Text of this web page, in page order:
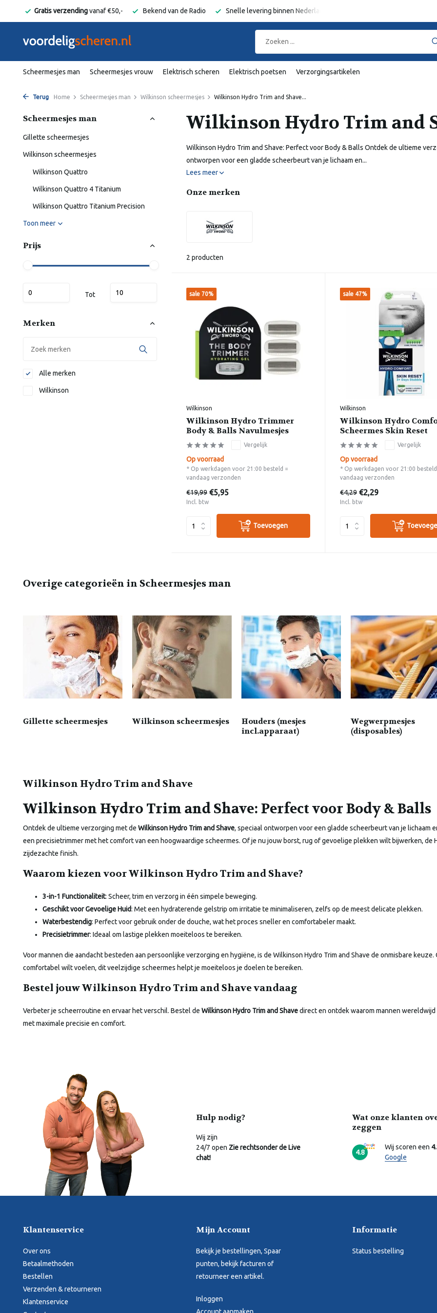
Gratis verzendingvanaf €50,- Bekend van de Radio Snelle levering binnen Nederland en België
Scheermesjes man Scheermesjes vrouw Elektrisch scheren Elektrisch poetsen Verzorgingsartikelen
Terug Home Scheermesjes man Wilkinson scheermesjes Wilkinson Hydro Trim and Shave...
Scheermesjes man
Gillette scheermesjes
Wilkinson scheermesjes
Wilkinson Quattro
Wilkinson Quattro 4 Titanium
Wilkinson Quattro Titanium Precision
Toon meer
Prijs
Tot
Merken
Alle merken
Wilkinson
Wilkinson Hydro Trim and
Wilkinson Hydro Trim and Shave: Perfect voor Body & Balls Ontdek de ultieme
ontworpen voor een gladde scheerbeurt van je lichaam en...
Lees meer
Onze merken
2 producten
sale 70%
Wilkinson
Wilkinson Hydro Trimmer
Body & Balls Navulmesjes
Vergelijk
Op voorraad
* Op werkdagen voor 21:00 besteld =
vandaag verzonden
€19,99 €5,95
Incl. btw
Toevoegen
sale 47%
Wilkinson
Wilkinson Hydro
Scheermes Skin Reset
Vergelijk
Op voorraad
* Op werkdagen voor 21:00
vandaag verzonden
€4,29 €2,29
Incl. btw
Overige categorieën in Scheermesjes man
Gillette scheermesjes Wilkinson scheermesjes
Houders (mesjes
incl.apparaat)
Wegwerpmesjes
(disposables)
Wilkinson Hydro Trim and Shave
Wilkinson Hydro Trim and Shave: Perfect voor Body & Balls
Ontdek de ultieme verzorging met de Wilkinson Hydro Trim and Shave, speciaal ontworpen voor een gladde scheerbeurt van je
een precisietrimmer met het comfort van een hoogwaardige scheermes. Of je nu jouw borst, rug of gevoelige plekken wilt bijwerken, de
zijdezachte finish.
Waarom kiezen voor Wilkinson Hydro Trim and Shave?
3-in-1 Functionaliteit: Scheer, trim en verzorg in één simpele beweging.
Geschikt voor Gevoelige Huid: Met een hydraterende gelstrip om irritatie te minimaliseren, zelfs op de meest delicate plekken.
Waterbestendig: Perfect voor gebruik onder de douche, wat het proces sneller en comfortabeler maakt.
Precisietrimmer: Ideaal om lastige plekken moeiteloos te bereiken.
Voor mannen die aandacht besteden aan persoonlijke verzorging en hygiëne, is de Wilkinson Hydro Trim and Shave de onmisbare
comfortabel wilt voelen, dit veelzijdige scheermes helpt je moeiteloos je doelen te bereiken.
Bestel jouw Wilkinson Hydro Trim and Shave vandaag
Verbeter je scheerroutine en ervaar het verschil. Bestel de Wilkinson Hydro Trim and Shavedirect en ontdek waarom mannen
met maximale precisie en comfort.
Hulp nodig?
Wij zijn
24/7 open Zie rechtsonder de Live
chat!
Wat onze klanten
zeggen
4.8
Wij scoren een
Google
Klantenservice
Over ons
Betaalmethoden
Bestellen
Verzenden & retourneren
Klantenservice
Mijn Account
Bekijk je bestellingen, Spaar
punten, bekijk facturen of
retourneer een artikel.
Inloggen
Informatie
Status bestelling